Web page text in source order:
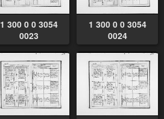
1 300 0 0 3054
0023
1 300 0 0 3054
0024